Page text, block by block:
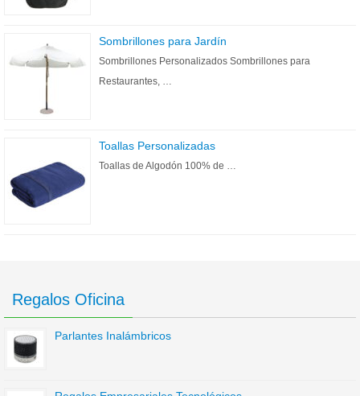
Sombrillones para Jardín
Sombrillones Personalizados Sombrillones para
Restaurantes, …
Toallas Personalizadas
Toallas de Algodón 100% de …
Regalos Oficina
Parlantes Inalámbricos